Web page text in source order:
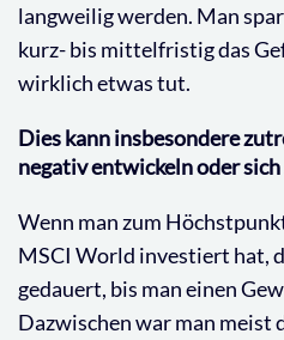
langweilig werden. Man
kurz- bis mittelfristig das
wirklich etwas tut.
Dies kann insbesondere
negativ entwickeln oder
Wenn man zum
MSCI World investiert hat,
gedauert, bis man einen
Dazwischen war man meist